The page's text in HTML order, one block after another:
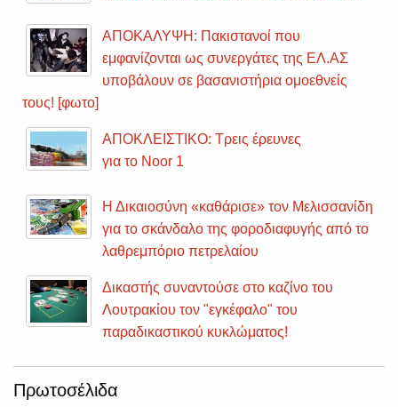
ΑΠΟΚΑΛΥΨΗ: Πακιστανοί που
εμφανίζονται ως συνεργάτες της ΕΛ.ΑΣ
υποβάλουν σε βασανιστήρια ομοεθνείς
τους! [φωτο]
ΑΠΟΚΛΕΙΣΤΙΚΟ: Τρεις έρευνες
για το Noor 1
Η Δικαιοσύνη «καθάρισε» τον Μελισσανίδη
για το σκάνδαλο της φοροδιαφυγής από το
λαθρεμπόριο πετρελαίου
Δικαστής συναντούσε στο καζίνο του
Λουτρακίου τον "εγκέφαλο" του
παραδικαστικού κυκλώματος!
Πρωτοσέλιδα